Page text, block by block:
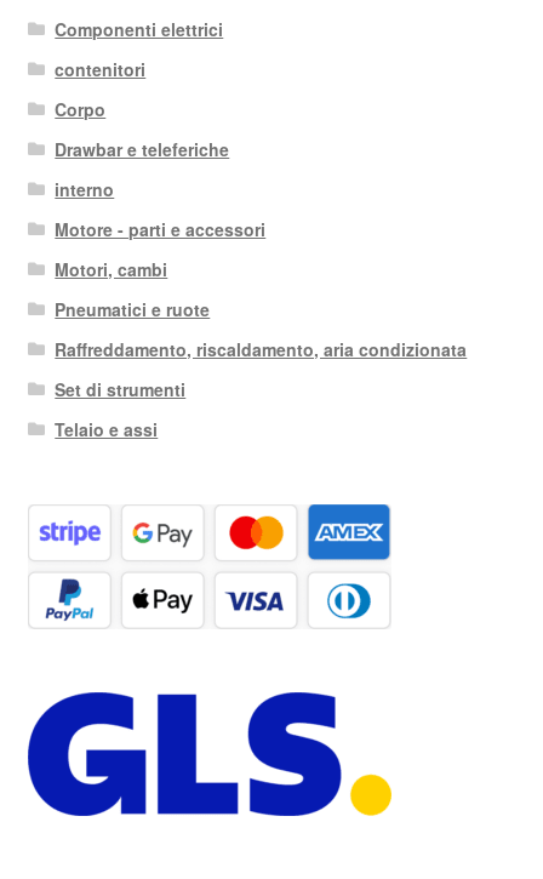
Componenti elettrici
contenitori
Corpo
Drawbar e teleferiche
interno
Motore - parti e accessori
Motori, cambi
Pneumatici e ruote
Raffreddamento, riscaldamento, aria condizionata
Set di strumenti
Telaio e assi